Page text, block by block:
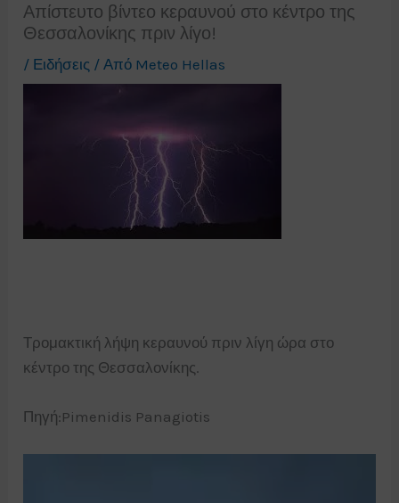
Απίστευτο βίντεο κεραυνού στο κέντρο της
Θεσσαλονίκης πριν λίγο!
/ Ειδήσεις / Από Meteo Hellas
Τρομακτική λήψη κεραυνού πριν λίγη ώρα στο
κέντρο της Θεσσαλονίκης.
Πηγή:Pimenidis Panagiotis